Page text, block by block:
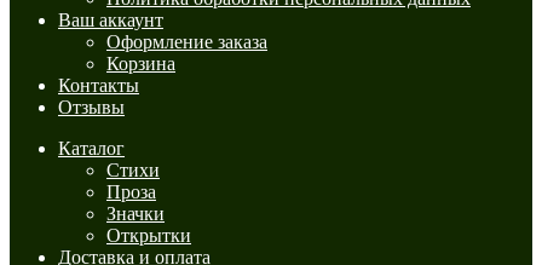
Ваш аккаунт
Оформление заказа
Корзина
Контакты
Отзывы
Каталог
Стихи
Проза
Значки
Открытки
Доставка и оплата